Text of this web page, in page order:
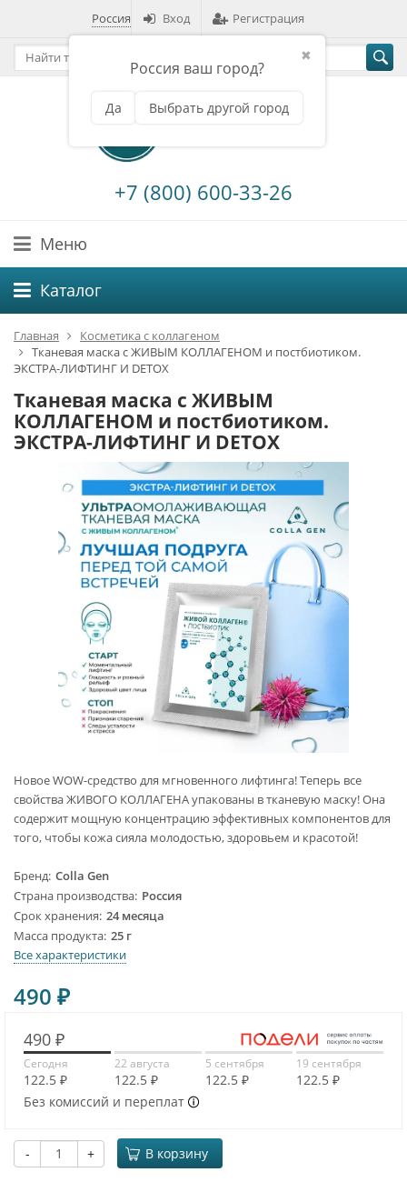
Россия
✖
Россия ваш город?
Да Выбрать другой город
Вход Регистрация
+7 (800) 600-33-26
Меню
Каталог
Главная
Косметика с коллагеном
Тканевая маска с ЖИВЫМ КОЛЛАГЕНОМ и постбиотиком.
ЭКСТРА-ЛИФТИНГ И DETOX
Тканевая маска с ЖИВЫМ
КОЛЛАГЕНОМ и постбиотиком.
ЭКСТРА-ЛИФТИНГ И DETOX
Новое WOW-средство для мгновенного лифтинга! Теперь все
свойства ЖИВОГО КОЛЛАГЕНА упакованы в тканевую маску! Она
содержит мощную концентрацию эффективных компонентов для
того, чтобы кожа сияла молодостью, здоровьем и красотой!
Бренд Colla Gen
Страна производства Россия
Срок хранения 24 месяца
Масса продукта 25 г
Все характеристики
490 ₽
490 ₽
Сегодня
122.5 ₽
22 августа
122.5 ₽
5 сентября
122.5 ₽
19 сентября
122.5 ₽
Без комиссий и переплат
- + В корзину